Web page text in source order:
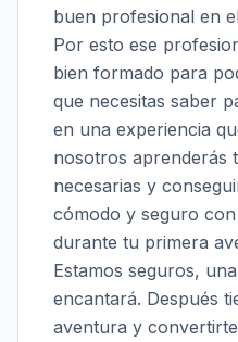
buen profesional en
Por esto ese
bien formado para
que necesitas saber
en una experiencia
nosotros aprenderás
necesarias y
cómodo y seguro
durante tu primera
Estamos seguros,
encantará. Después
aventura y